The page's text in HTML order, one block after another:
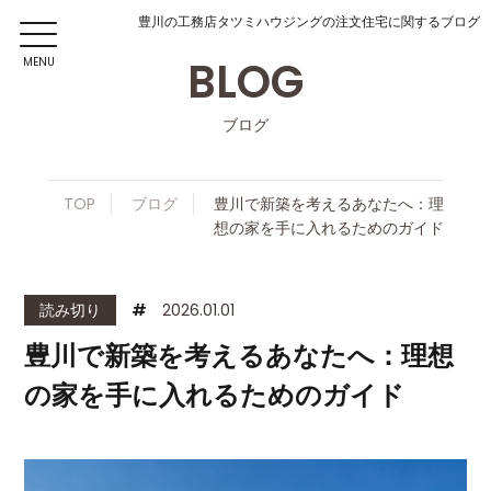
MENU
豊川の工務店タツミハウジングの注文住宅に関するブログ
BLOG
ブログ
TOP ブログ
豊川で新築を考えるあなたへ：理
想の家を手に入れるためのガイド
豊川で新築を考えるあなたへ：理想
の家を手に入れるためのガイド
読み切り # 2026.01.01